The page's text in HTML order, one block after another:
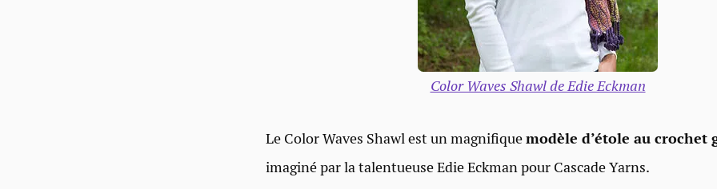
Color Waves Shawl de Edie Eckman
Le Color Waves Shawl est un magnifiquemodèle d’étole au crochet
imaginé par la talentueuse Edie Eckman pour Cascade Yarns.